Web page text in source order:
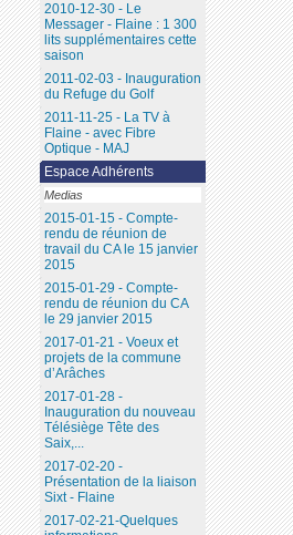
2010-12-30 - Le
Messager - Flaine : 1 300
lits supplémentaires cette
saison
2011-02-03 - Inauguration
du Refuge du Golf
2011-11-25 - La TV à
Flaine - avec Fibre
Optique - MAJ
Espace Adhérents
Medias
2015-01-15 - Compte-
rendu de réunion de
travail du CA le 15 janvier
2015
2015-01-29 - Compte-
rendu de réunion du CA
le 29 janvier 2015
2017-01-21 - Voeux et
projets de la commune
d’Arâches
2017-01-28 -
Inauguration du nouveau
Télésiège Tête des
Saix,...
2017-02-20 -
Présentation de la liaison
Sixt - Flaine
2017-02-21-Quelques